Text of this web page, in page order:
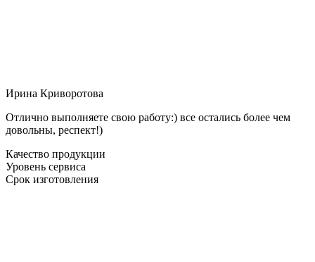
Ирина Криворотова
Отлично выполняете свою работу:) все остались более чем
довольны, респект!)
Качество продукции
Уровень сервиса
Срок изготовления